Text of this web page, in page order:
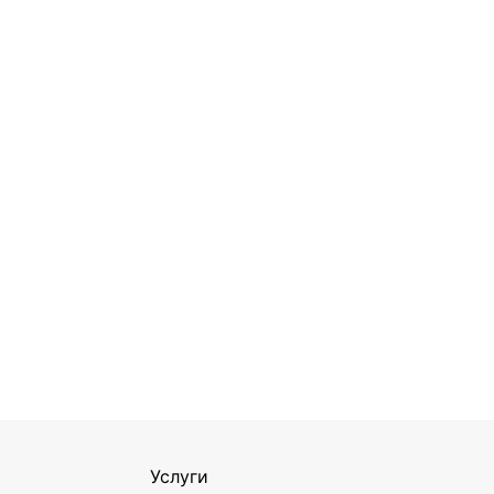
Услуги